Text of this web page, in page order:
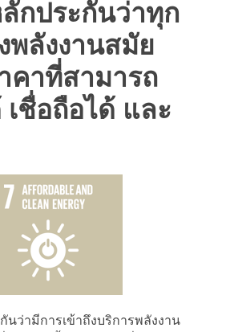
กประกันว่าทุก
พลังงานสมัย
คาที่สามารถ
ชื่อถือได้ และ
นว่ามีการเข้าถึงบริการพลังงาน